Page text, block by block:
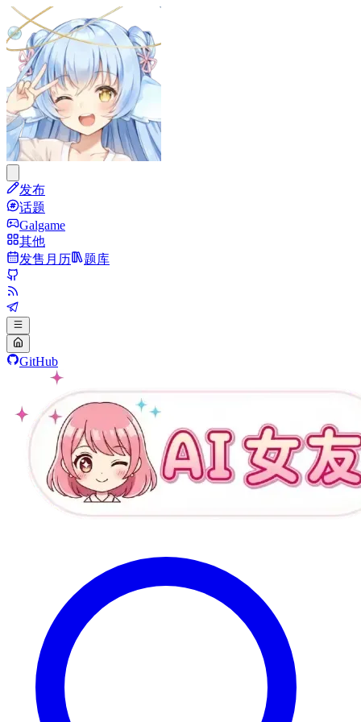
发布
话题
Galgame
其他
发售月历
题库
GitHub